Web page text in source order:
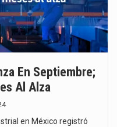
En Septiembre;
Al Alza
en México registró